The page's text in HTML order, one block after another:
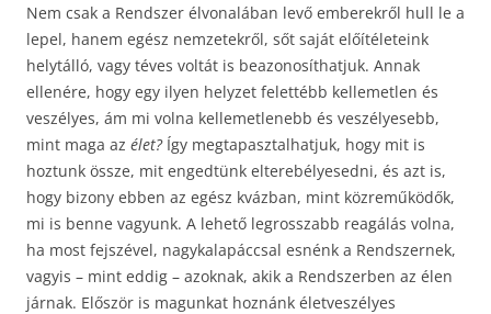
Nem csak a Rendszer élvonalában levő emberekről hull le a
lepel, hanem egész nemzetekről, sőt saját előítéleteink
helytálló, vagy téves voltát is beazonosíthatjuk. Annak
ellenére, hogy egy ilyen helyzet felettébb kellemetlen és
veszélyes, ám mi volna kellemetlenebb és veszélyesebb,
mint maga az élet?Így megtapasztalhatjuk, hogy mit is
hoztunk össze, mit engedtünk elterebélyesedni, és azt is,
hogy bizony ebben az egész kvázban, mint közreműködők,
mi is benne vagyunk. A lehető legrosszabb reagálás volna,
ha most fejszével, nagykalapáccsal esnénk a Rendszernek,
vagyis – mint eddig – azoknak, akik a Rendszerben az élen
járnak. Először is magunkat hoznánk életveszélyes